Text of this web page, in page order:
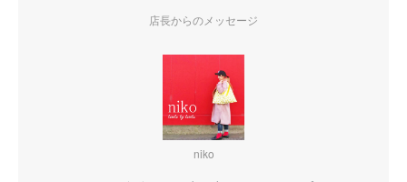
店長からのメッセージ
niko